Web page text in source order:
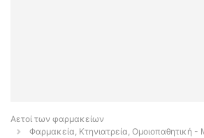
Αετοί των φαρμακείων
Φαρμακεία, Κτηνιατρεία, Ομοιοπαθητική